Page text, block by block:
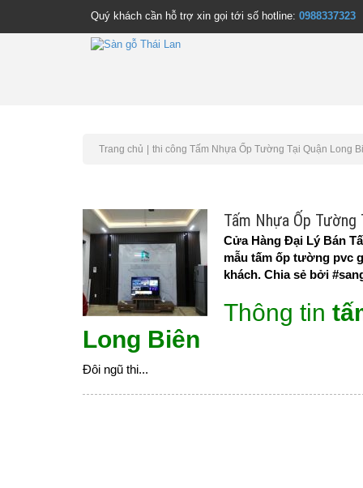
Quý khách cần hỗ trợ xin gọi tới số hotline: 0988337323
Trang chủ thi công Tấm Nhựa Ốp Tường Tại Quận Long
Tấm Nhựa Ốp Tường
Cửa Hàng Đại Lý Bán
mẫu tấm ốp tường pvc
khách. Chia sẻ bởi
Thông tin
Long Biên
Đôi ngũ thi...